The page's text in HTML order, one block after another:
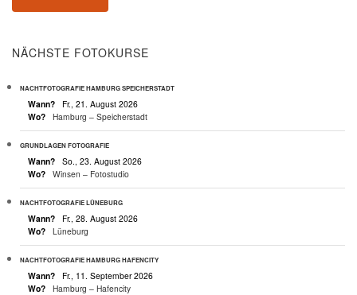
NÄCHSTE FOTOKURSE
NACHTFOTOGRAFIE HAMBURG SPEICHERSTADT
Wann?
Fr., 21. August 2026
Wo?
Hamburg – Speicherstadt
GRUNDLAGEN FOTOGRAFIE
Wann?
So., 23. August 2026
Wo?
Winsen – Fotostudio
NACHTFOTOGRAFIE LÜNEBURG
Wann?
Fr., 28. August 2026
Wo?
Lüneburg
NACHTFOTOGRAFIE HAMBURG HAFENCITY
Wann?
Fr., 11. September 2026
Wo?
Hamburg – Hafencity